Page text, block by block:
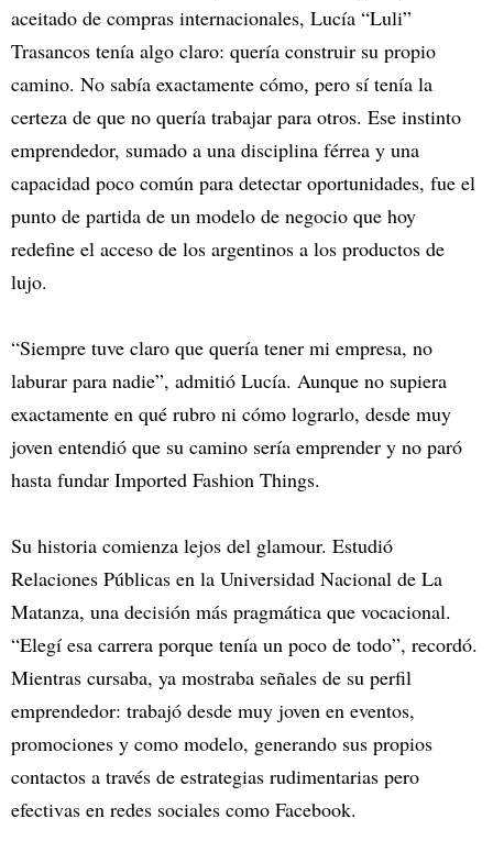
aceitado de compras internacionales, Lucía “Luli”
Trasancos tenía algo claro: quería construir su propio
camino. No sabía exactamente cómo, pero sí tenía la
certeza de que no quería trabajar para otros. Ese instinto
emprendedor, sumado a una disciplina férrea y una
capacidad poco común para detectar oportunidades, fue el
punto de partida de un modelo de negocio que hoy
redefine el acceso de los argentinos a los productos de
lujo.
“Siempre tuve claro que quería tener mi empresa, no
laburar para nadie”, admitió Lucía. Aunque no supiera
exactamente en qué rubro ni cómo lograrlo, desde muy
joven entendió que su camino sería emprender y no paró
hasta fundar Imported Fashion Things.
Su historia comienza lejos del glamour. Estudió
Relaciones Públicas en la Universidad Nacional de La
Matanza, una decisión más pragmática que vocacional.
“Elegí esa carrera porque tenía un poco de todo”, recordó.
Mientras cursaba, ya mostraba señales de su perfil
emprendedor: trabajó desde muy joven en eventos,
promociones y como modelo, generando sus propios
contactos a través de estrategias rudimentarias pero
efectivas en redes sociales como Facebook.